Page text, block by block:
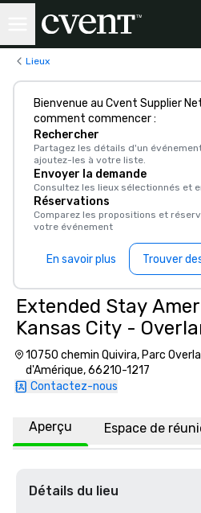
Lieux
Bienvenue au Cvent Supplier
comment commencer :
Rechercher
Partagez les détails d'un
ajoutez-les à votre liste.
Envoyer la demande
Consultez les lieux sélectionnés et
Réservations
Comparez les propositions et
votre événement
En savoir plus Trouver
Extended Stay
Kansas City -
10750 chemin Quivira, Parc
d'Amérique, 66210-1217
Contactez-nous
Aperçu Espace de
Détails du lieu